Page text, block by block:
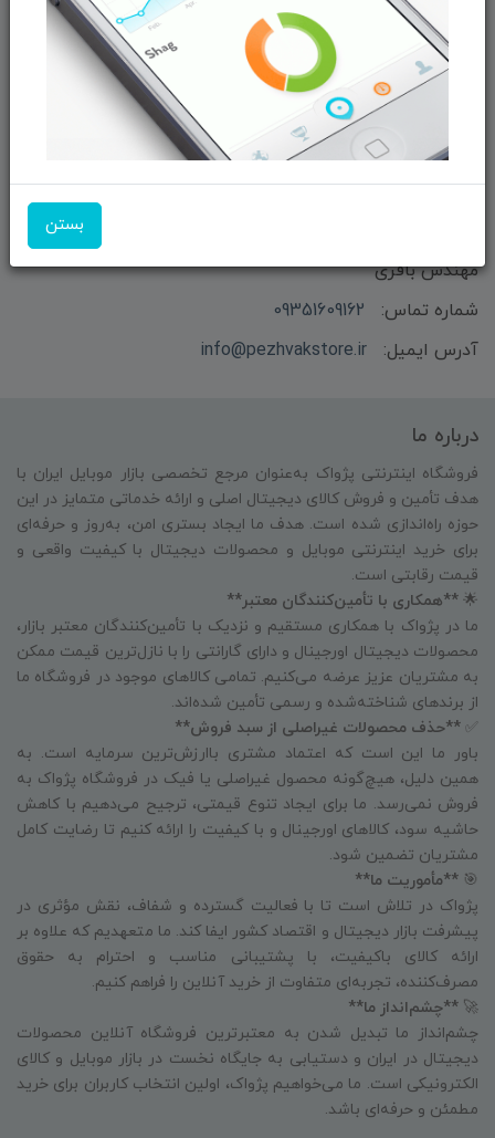
بستن
ثبت‌نام
ما را در شبکه‌های اجتماعی دنبال کنید:
بازرگانی و فروش محصولات MSI ماتریکس - جناب آقای
مهندس باقری
شماره تماس:
09351609162
آدرس ایمیل:
info@pezhvakstore.ir
درباره ما
فروشگاه اینترنتی پژواک به‌عنوان مرجع تخصصی بازار موبایل ایران با
هدف تأمین و فروش کالای دیجیتال اصلی و ارائه خدماتی متمایز در این
حوزه راه‌اندازی شده است. هدف ما ایجاد بستری امن، به‌روز و حرفه‌ای
برای خرید اینترنتی موبایل و محصولات دیجیتال با کیفیت واقعی و
قیمت رقابتی است.
🌟 **همکاری با تأمین‌کنندگان معتبر**
ما در پژواک با همکاری مستقیم و نزدیک با تأمین‌کنندگان معتبر بازار،
محصولات دیجیتال اورجینال و دارای گارانتی را با نازل‌ترین قیمت ممکن
به مشتریان عزیز عرضه می‌کنیم. تمامی کالاهای موجود در فروشگاه ما
از برندهای شناخته‌شده و رسمی تأمین شده‌اند.
✅ **حذف محصولات غیراصلی از سبد فروش**
باور ما این است که اعتماد مشتری باارزش‌ترین سرمایه است. به
همین دلیل، هیچ‌گونه محصول غیراصلی یا فیک در فروشگاه پژواک به
فروش نمی‌رسد. ما برای ایجاد تنوع قیمتی، ترجیح می‌دهیم با کاهش
حاشیه سود، کالاهای اورجینال و با کیفیت را ارائه کنیم تا رضایت کامل
مشتریان تضمین شود.
🎯 **مأموریت ما**
پژواک در تلاش است تا با فعالیت گسترده و شفاف، نقش مؤثری در
پیشرفت بازار دیجیتال و اقتصاد کشور ایفا کند. ما متعهدیم که علاوه بر
ارائه کالای باکیفیت، با پشتیبانی مناسب و احترام به حقوق
مصرف‌کننده، تجربه‌ای متفاوت از خرید آنلاین را فراهم کنیم.
🚀 **چشم‌انداز ما**
چشم‌انداز ما تبدیل شدن به معتبرترین فروشگاه آنلاین محصولات
دیجیتال در ایران و دستیابی به جایگاه نخست در بازار موبایل و کالای
الکترونیکی است. ما می‌خواهیم پژواک، اولین انتخاب کاربران برای خرید
مطمئن و حرفه‌ای باشد.